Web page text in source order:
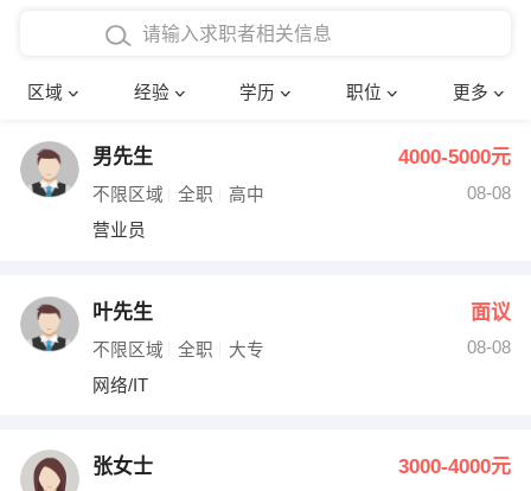
区域 经验 学历 职位 更多
在校学生工作经验
四年以上工作经验
五年以上工作经验
博士
文员 护士
财务会计
网络IT
收银员
确定
男先生 4000-5000元
不限区域 全职 高中
08-08
营业员
叶先生 面议
不限区域 全职 大专
08-08
网络/IT
张女士 3000-4000元